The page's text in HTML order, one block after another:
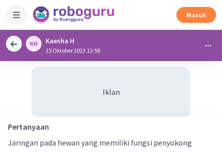
Masuk
Kaesha H
15 Oktober 2023 13:58
Iklan
Pertanyaan
Jaringan pada hewan yang memiliki fungsi penyokong